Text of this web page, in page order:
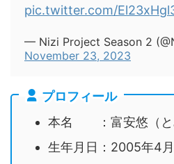
pic.twitter.com/
— Nizi Project Season 2
November 23, 2023
プロフィール
本名 ：富安悠（と
生年月日：2005年4